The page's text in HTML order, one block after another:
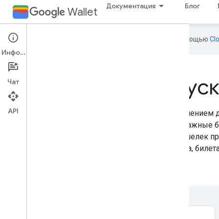
Wallet Документация Блог
Эта страница переведена с помощью
Транзитные
Транзитные пропуска являются идеальным решением
которые в настоящее время полагаются на
по оплате проезда или QR-сканеров. Google Кошелек
может отображаться в виде визуального билета,
Информация
Чат
API